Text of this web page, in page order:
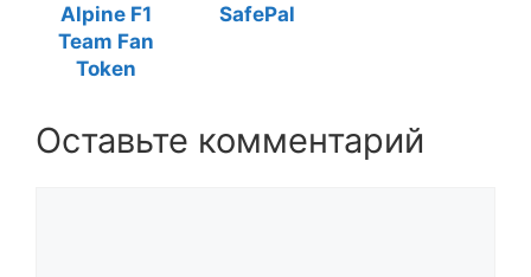
Alpine F1
Team Fan
Token
SafePal
Оставьте комментарий